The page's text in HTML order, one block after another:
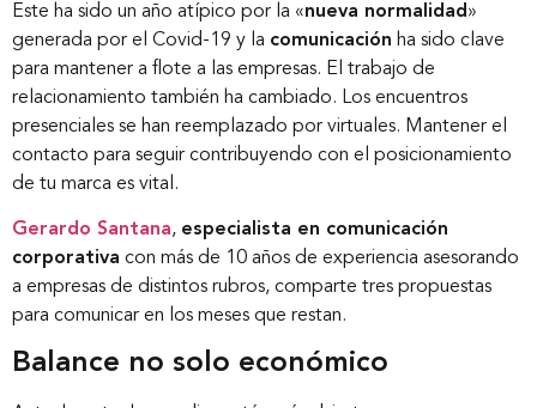
Este ha sido un año atípico por la «nueva normalidad»
generada por el Covid-19 y la comunicación ha sido clave
para mantener a flote a las empresas. El trabajo de
relacionamiento también ha cambiado. Los encuentros
presenciales se han reemplazado por virtuales. Mantener el
contacto para seguir contribuyendo con el posicionamiento
de tu marca es vital.
Gerardo Santana, especialista en comunicación
corporativa con más de 10 años de experiencia asesorando
a empresas de distintos rubros, comparte tres propuestas
para comunicar en los meses que restan.
Balance no solo económico